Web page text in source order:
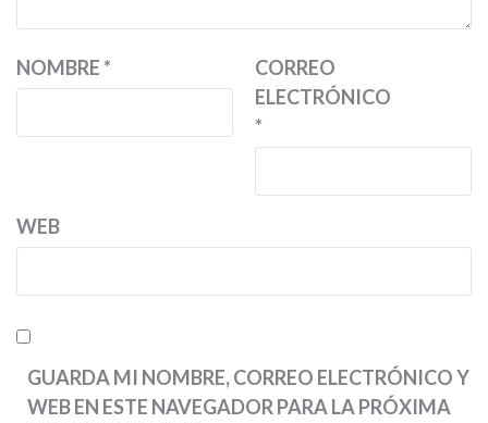
NOMBRE*
CORREO
ELECTRÓNICO
*
WEB
GUARDA MI NOMBRE, CORREO ELECTRÓNICO Y
WEB EN ESTE NAVEGADOR PARA LA PRÓXIMA